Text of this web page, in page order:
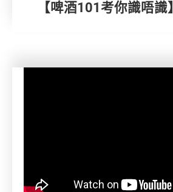
【啤酒101考你識唔識】